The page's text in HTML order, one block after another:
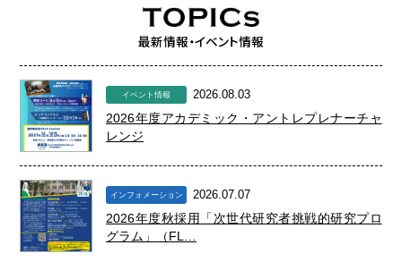
最新情報・イベント情報
イベント情報
2026.08.03
2026年度アカデミック・アントレプレナーチャ
レンジ
インフォメーション
2026.07.07
2026年度秋採用「次世代研究者挑戦的研究プロ
グラム」（FL…